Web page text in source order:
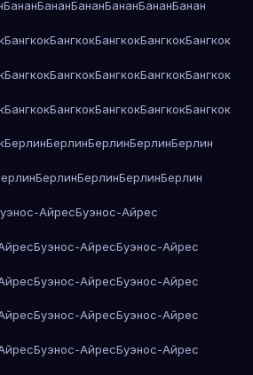
БананБананБананБананБананБанан
БангкокБангкокБангкокБангкокБангкок
БангкокБангкокБангкокБангкокБангкок
БангкокБангкокБангкокБангкокБангкок
БерлинБерлинБерлинБерлинБерлин
БерлинБерлинБерлинБерлин
АйресБуэнос-Айрес
Буэнос-АйресБуэнос-Айрес
Буэнос-АйресБуэнос-Айрес
Буэнос-АйресБуэнос-Айрес
Буэнос-АйресБуэнос-Айрес